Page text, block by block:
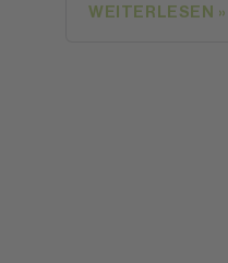
WEITERLESEN »